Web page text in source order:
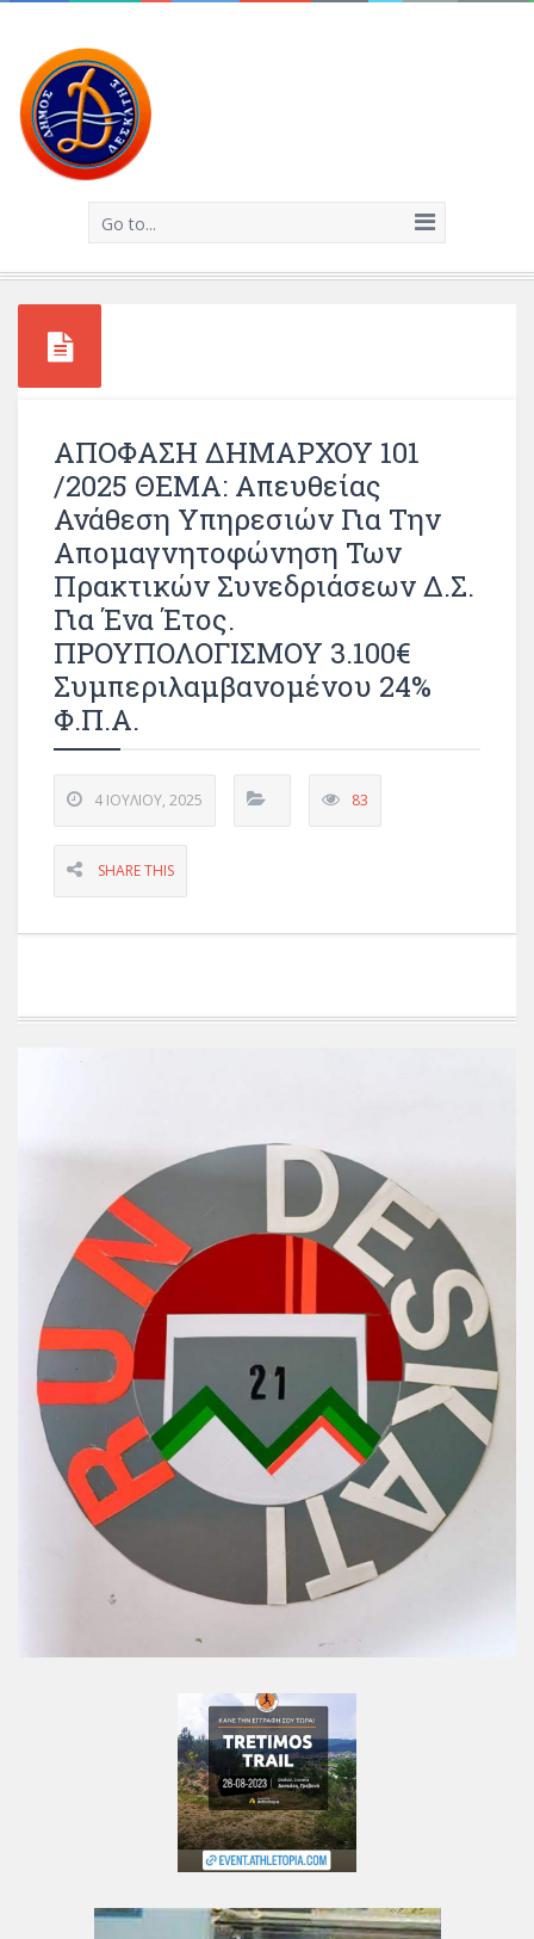
Go to...
ΑΠΟΦΑΣΗ ΔΗΜΑΡΧΟΥ 101
/2025 ΘΕΜΑ: Απευθείας
Ανάθεση Υπηρεσιών Για Την
Απομαγνητοφώνηση Των
Πρακτικών Συνεδριάσεων Δ.Σ.
Για Ένα Έτος.
ΠΡΟΥΠΟΛΟΓΙΣΜΟΥ 3.100€
Συμπεριλαμβανομένου 24%
Φ.Π.Α.
4 ΙΟΥΛΊΟΥ, 2025 83
SHARE THIS